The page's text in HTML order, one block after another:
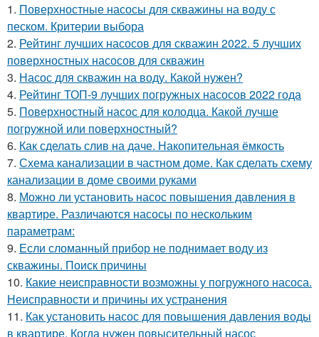
1. Поверхностные насосы для скважины на воду с
песком. Критерии выбора
2. Рейтинг лучших насосов для скважин 2022. 5 лучших
поверхностных насосов для скважин
3. Насос для скважин на воду. Какой нужен?
4. Рейтинг ТОП-9 лучших погружных насосов 2022 года
5. Поверхностный насос для колодца. Какой лучше
погружной или поверхностный?
6. Как сделать слив на даче. Накопительная ёмкость
7. Схема канализации в частном доме. Как сделать схему
канализации в доме своими руками
8. Можно ли установить насос повышения давления в
квартире. Различаются насосы по нескольким
параметрам:
9. Если сломанный прибор не поднимает воду из
скважины. Поиск причины
10. Какие неисправности возможны у погружного насоса.
Неисправности и причины их устранения
11. Как установить насос для повышения давления воды
в квартире. Когда нужен повысительный насос